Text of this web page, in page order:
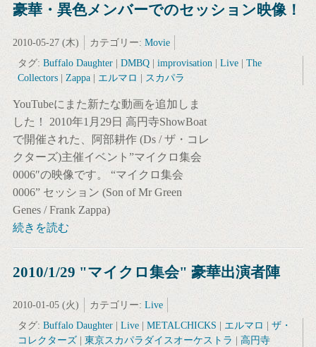
豪華・異色メンバーでのセッション映像！
2010-05-27 (木) カテゴリー: Movie
タグ: Buffalo Daughter| DMBQ| improvisation Live| The
Collectors| Zappa| エルマロ スカパラ
YouTubeにまた新たな動画を追加しま
した！ 2010年1月29日 高円寺ShowBoat
で開催された、阿部耕作 (Ds / ザ・コレ
クターズ)主催イベント”マイクロ集会
0006″の映像です。 “マイクロ集会
0006” セッション (Son of Mr Green
Genes / Frank Zappa)
続きを読む
2010/1/29 "マイクロ集会" 豪華出演者陣
2010-01-05 (火) カテゴリー: Live
タグ: Buffalo Daughter| Live| METALCHICKS エルマロ
ザ・
コレクターズ| 東京スカパラダイスオーケストラ 高円寺